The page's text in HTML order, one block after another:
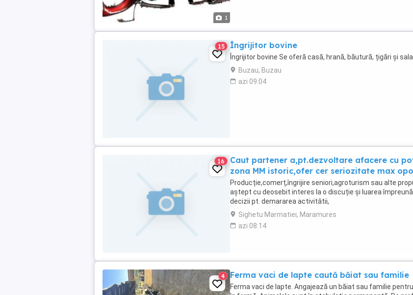
1
15 Îngrijitor bovine
Îngrijitor bovine Se oferă casă, hrană, băutură, țigări și
Buzau, Buzau
azi 09:04
16
Caut partener a,pt.dezvoltare afacere cu
zona MM istoric,ofer cer seriozitate max
Producție,comerț,îngrijire seniori,agroturism sau alte
aștept cu deosebit interes la o discuție și luarea
decizii pt. demararea activitâtii,
Sighetu Marmatiei, Maramures
azi 08:14
4 Ferma vaci de lapte caută băiat sau familie
Ferma vaci de lapte. Angajează un băiat sau familie